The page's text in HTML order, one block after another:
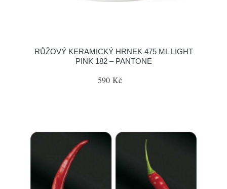
RŮŽOVÝ KERAMICKÝ HRNEK 475 ML LIGHT
PINK 182 – PANTONE
590 Kč